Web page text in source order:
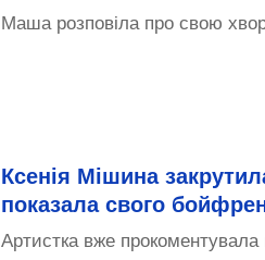
Маша розповіла про свою
Ксенія Мішина
показала свого
Артистка вже прокоментувала